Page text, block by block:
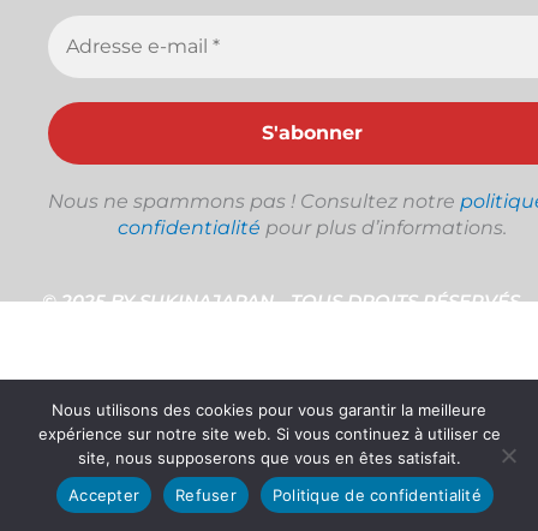
Nous ne spammons pas ! Consultez notre
confidentialité pour plus d’informations.
© 2025 BY SUKINAJAPAN - TOUS DROITS RÉSERVÉS
Nous utilisons des cookies pour vous garantir la meilleure
expérience sur notre site web. Si vous continuez à utiliser ce
site, nous supposerons que vous en êtes satisfait.
Accepter
Refuser Politique de confidentialité